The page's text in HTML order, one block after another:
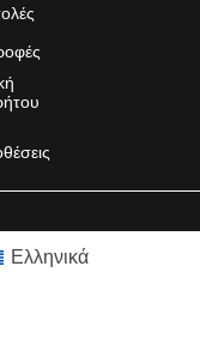
Ελληνικά